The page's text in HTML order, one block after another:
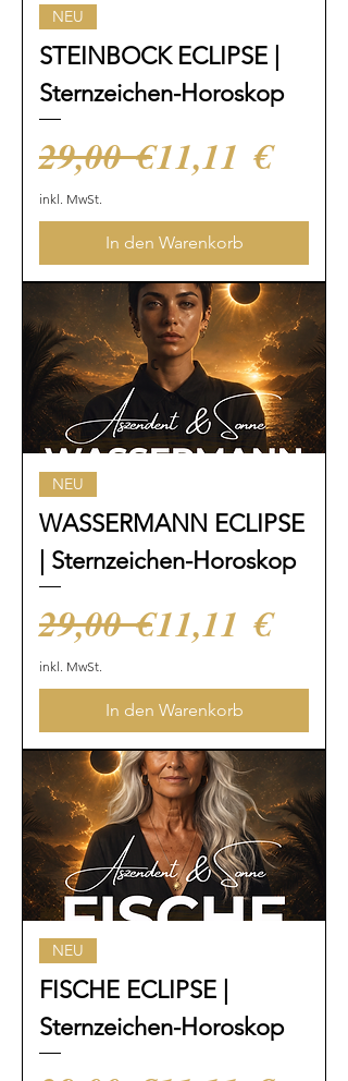
NEU
STEINBOCK ECLIPSE |
Sternzeichen-Horoskop
Standardpreis
29,00 €Sale-Preis
11,11 €
inkl. MwSt.
In den Warenkorb
NEU
WASSERMANN ECLIPSE
| Sternzeichen-Horoskop
Standardpreis
29,00 €Sale-Preis
11,11 €
inkl. MwSt.
In den Warenkorb
NEU
FISCHE ECLIPSE |
Sternzeichen-Horoskop